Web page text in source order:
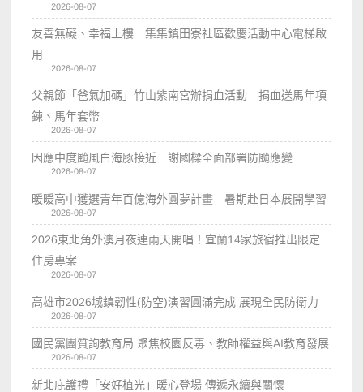
2026-08-07
友善無礙、幸福上樓 集集鎮田寮社區歡慶活動中心電梯啟
用
2026-08-07
父親節「爸氣加碼」竹山紫南宮辦捐血活動 捐血送馬年項
鍊、馬年套幣
2026-08-07
因應中度颱風白海豚接近 謝國樑全面部署防颱應變
2026-08-07
暖暖高中獲選青年百億海外圓夢計畫 暑期赴日本展開學習
2026-08-07
2026東北角外澳月夜連兩天開唱！宜蘭14家旅宿推出限定
住房專案
2026-08-07
高雄市2026城鎮韌性(防空)演習圓滿完成 展現全民防衛力
2026-08-07
國民黨團質詢教育局 聚焦校園反毒、教師權益與AI教育發展
2026-08-07
新北庇護禮「安好植光」暖心登場 傳遞永續與關懷